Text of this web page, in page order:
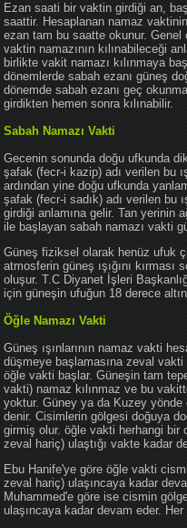
Ezan saati bir vaktin girdiği an,
saattir. Hesaplanan namaz
ezan tam bu saatte okunur. Genel
vaktin namazının kılınabileceği
birlikte vakit namazı kılınmaya
dönemlerde sabah ezanı güneş
dönemde sabah ezanı geç
girdikten hemen sonra kılınabilir.
Sabah Namazı Vakti
Gecenin sonunda doğu ufkunda
şafak (fecr-i kazip) adı verilen bu
ardından yine doğu ufkunda
şafak (fecr-i sadık) adı verilen bu
girdiği anlamına gelir. Tan yerinin
ile başlayan sabah namazı vakti
Güneş fiziksel olarak henüz ufuk
atmosferin güneş ışığını
oluşur. T.C Diyanet İşleri
için güneşin ufuğun 18 derece
Öğle Namazı Vakti
Güneş ışınlarının namaz vakti
düşmeye başlamasına zeval
öğle vakti başlar. Güneşin tam
vakti) namaz kılınmaz ve bu
yoktur. Güney ya da Kuzey
denir. Cisimlerin gölgesi doğuya
girmiş olur. öğle vakti herhangi bir
zeval hariç) ulaştığı vakte kadar
Ebu Hanife'ye göre öğle vakti
zeval hariç) ulaşıncaya kadar
Muhammed'e göre ise cismin
ulaşıncaya kadar devam eder.